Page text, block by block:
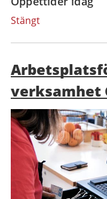
Stängt
verksamhet